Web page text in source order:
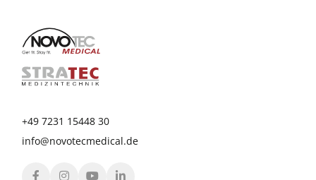
+49 7231 15448 30
info@novotecmedical.de